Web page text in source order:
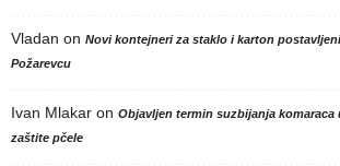
Vladan on Novi kontejneri za staklo i karton
Požarevcu
Ivan Mlakar on Objavljen termin suzbijanja komaraca
zaštite pčele